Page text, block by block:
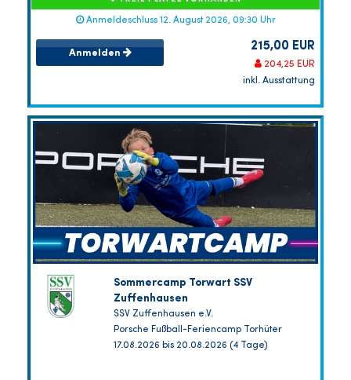
Anmeldeschluss 12. August 2026, 09:30 Uhr
Anmelden 215,00 EUR
204,25 EUR
inkl. Ausstattung
Sommercamp Torwart SSV
Zuffenhausen
SSV Zuffenhausen e.V.
Porsche Fußball-Feriencamp Torhüter
17.08.2026 bis 20.08.2026 (4 Tage)